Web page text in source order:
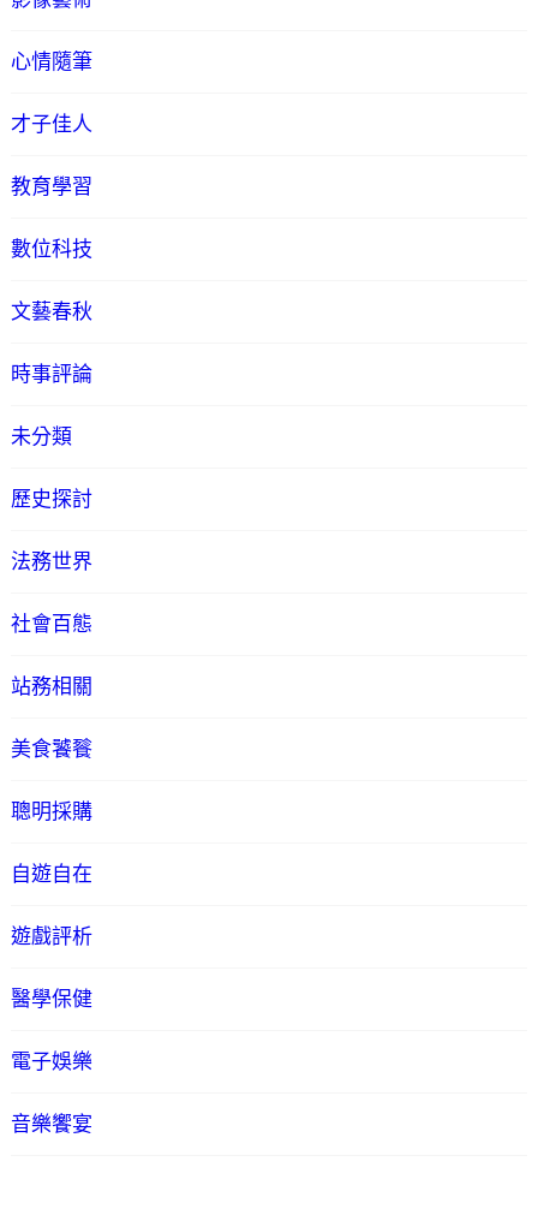
心情隨筆
才子佳人
教育學習
數位科技
文藝春秋
時事評論
未分類
歷史探討
法務世界
社會百態
站務相關
美食饕餮
聰明採購
自遊自在
遊戲評析
醫學保健
電子娛樂
音樂饗宴